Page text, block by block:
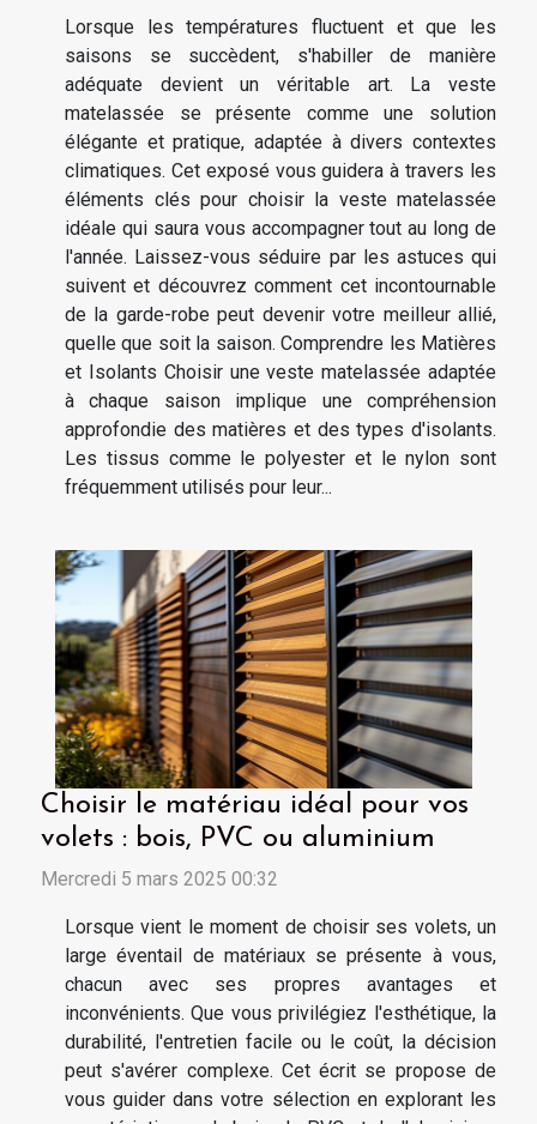
Lorsque les températures fluctuent et que les
saisons se succèdent, s'habiller de manière
adéquate devient un véritable art. La veste
matelassée se présente comme une solution
élégante et pratique, adaptée à divers contextes
climatiques. Cet exposé vous guidera à travers les
éléments clés pour choisir la veste matelassée
idéale qui saura vous accompagner tout au long de
l'année. Laissez-vous séduire par les astuces qui
suivent et découvrez comment cet incontournable
de la garde-robe peut devenir votre meilleur allié,
quelle que soit la saison. Comprendre les Matières
et Isolants Choisir une veste matelassée adaptée
à chaque saison implique une compréhension
approfondie des matières et des types d'isolants.
Les tissus comme le polyester et le nylon sont
fréquemment utilisés pour leur...
Choisir le matériau idéal pour vos
volets : bois, PVC ou aluminium
Mercredi 5 mars 2025 00:32
Lorsque vient le moment de choisir ses volets, un
large éventail de matériaux se présente à vous,
chacun avec ses propres avantages et
inconvénients. Que vous privilégiez l'esthétique, la
durabilité, l'entretien facile ou le coût, la décision
peut s'avérer complexe. Cet écrit se propose de
vous guider dans votre sélection en explorant les